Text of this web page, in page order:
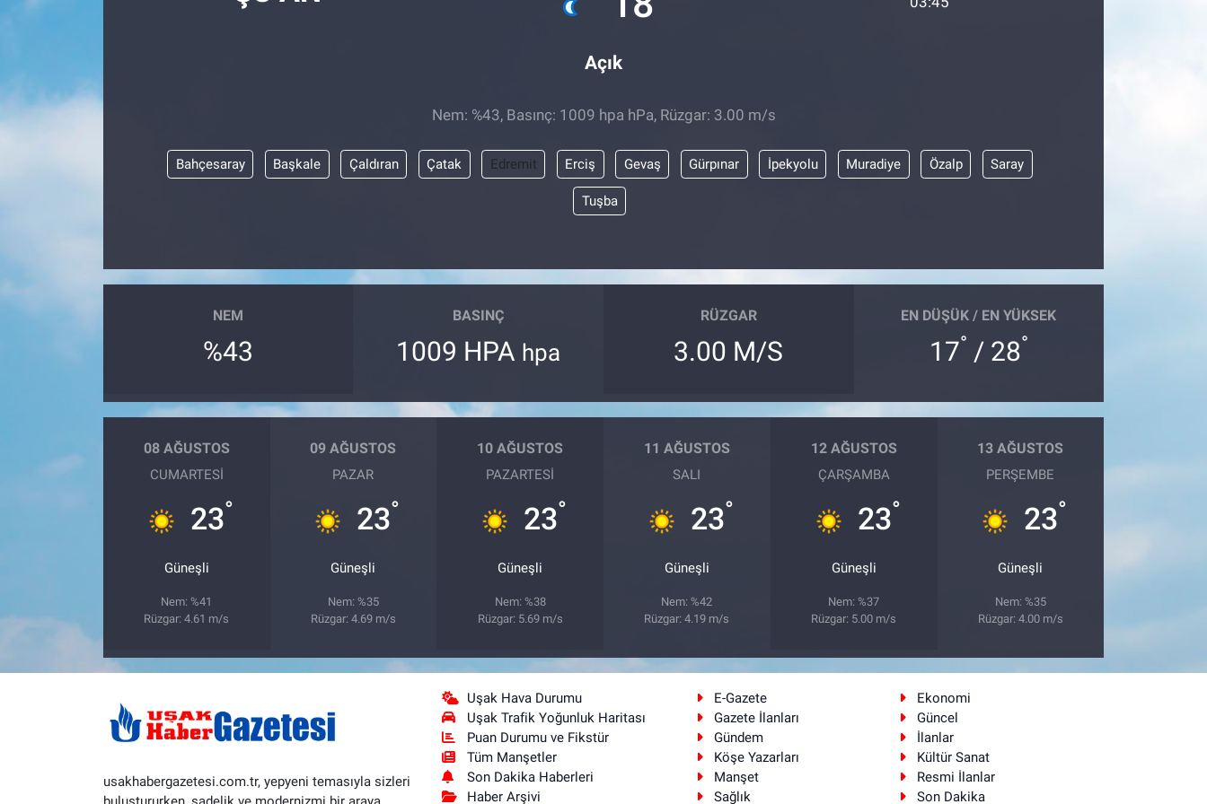
Açık
Nem: %43, Basınç: 1009 hpa hPa, Rüzgar: 3.00 m/s
Bahçesaray Başkale Çaldıran Çatak Edremit Erciş Gevaş Gürpınar İpekyolu Muradiye Özalp Saray
Tuşba
NEM
%43
BASINÇ
1009 HPA hpa
RÜZGAR
3.00 M/S
EN DÜŞÜK / EN YÜKSEK
17° / 28°
08 AĞUSTOS
CUMARTESI
23°
Güneşli
Nem: %41
Rüzgar: 4.61 m/s
09 AĞUSTOS
PAZAR
23°
Güneşli
Nem: %35
Rüzgar: 4.69 m/s
10 AĞUSTOS
PAZARTESI
23°
Güneşli
Nem: %38
Rüzgar: 5.69 m/s
11 AĞUSTOS
SALI
23°
Güneşli
Nem: %42
Rüzgar: 4.19 m/s
12 AĞUSTOS
ÇARŞAMBA
23°
Güneşli
Nem: %37
Rüzgar: 5.00 m/s
13 AĞUSTOS
PERŞEMBE
23°
Güneşli
Nem: %35
Rüzgar: 4.00 m/s
usakhabergazetesi.com.tr, yepyeni temasıyla sizleri
Uşak Hava Durumu
Uşak Trafik Yoğunluk Haritası
Puan Durumu ve Fikstür
Tüm Manşetler
Son Dakika Haberleri
Haber Arşivi
E-Gazete
Ekonomi
Gazete İlanları
Güncel
Gündem
İlanlar
Köşe Yazarları
Kültür Sanat
Manşet
Resmi İlanlar
Sağlık
Son Dakika
Resmi İlanlar